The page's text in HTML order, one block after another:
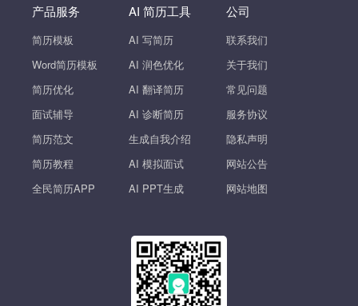
产品服务
简历模板
Word简历模板
简历优化
面试辅导
简历范文
简历教程
全民简历APP
AI 简历工具
AI 写简历
AI 润色优化
AI 翻译简历
AI 诊断简历
生成自我介绍
AI 模拟面试
AI PPT生成
公司
联系我们
关于我们
常见问题
服务协议
隐私声明
网站公告
网站地图